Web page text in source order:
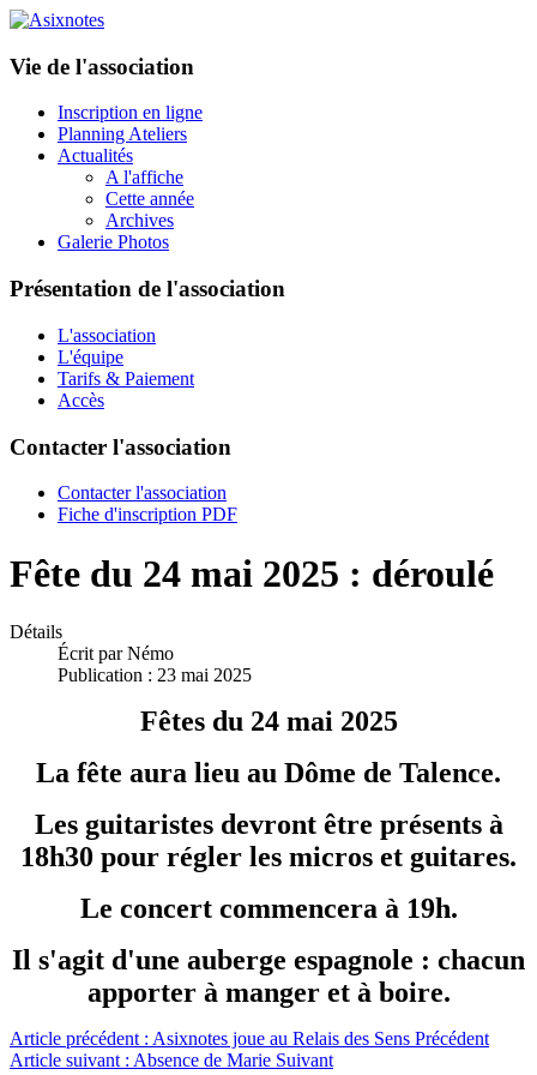
Vie de l'association
Inscription en ligne
Planning Ateliers
Actualités
A l'affiche
Cette année
Archives
Galerie Photos
Présentation de l'association
L'association
L'équipe
Tarifs & Paiement
Accès
Contacter l'association
Contacter l'association
Fiche d'inscription PDF
Fête du 24 mai 2025 : déroulé
Détails
Écrit parNémo
Publication : 23 mai 2025
Fêtes du 24 mai 2025
La fête aura lieu au Dôme de Talence.
Les guitaristes devront être présents à
18h30 pour régler les micros et guitares.
Le concert commencera à 19h.
Il s'agit d'une auberge espagnole : chacun
apporter à manger et à boire.
Article précédent : Asixnotes joue au Relais des Sens Précédent
Article suivant : Absence de Marie Suivant